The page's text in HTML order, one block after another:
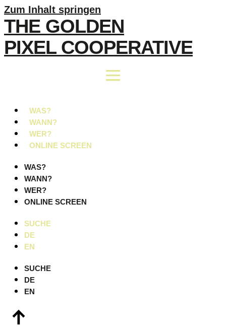
Zum Inhalt springen
THE GOLDEN
PIXEL COOPERATIVE
WAS?
WANN?
WER?
ONLINE SCREEN
WAS?
WANN?
WER?
ONLINE SCREEN
SUCHE
DE
EN
SUCHE
DE
EN